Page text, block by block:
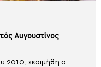
Αυγουστίνος
2010, εκοιμήθη ο